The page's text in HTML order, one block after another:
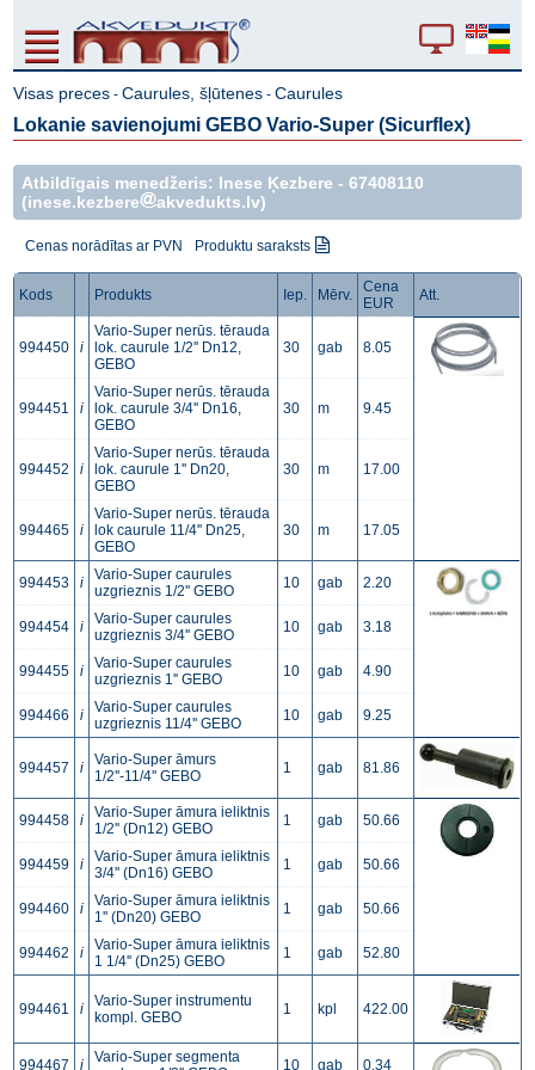
Visas preces -Caurules, šļūtenes -Caurules
Lokanie savienojumi GEBO Vario-Super (Sicurflex)
Atbildīgais menedžeris: Inese Ķezbere -67408110
(inese.kezbere
akvedukts.lv)
Cenas norādītas ar PVN Produktu saraksts
Kods Produkts Iep. Mērv.
Cena
EUR
Att.
994450 i
Vario-Super nerūs. tērauda
lok. caurule 1/2'' Dn12,
GEBO
30 gab 8.05
994451 i
Vario-Super nerūs. tērauda
lok. caurule 3/4'' Dn16,
GEBO
30 m 9.45
994452 i
Vario-Super nerūs. tērauda
lok. caurule 1'' Dn20,
GEBO
30 m 17.00
994465 i
Vario-Super nerūs. tērauda
lok caurule 11/4'' Dn25,
GEBO
30 m 17.05
994453 i
Vario-Super caurules
uzgrieznis 1/2'' GEBO
10 gab 2.20
994454 i
Vario-Super caurules
uzgrieznis 3/4'' GEBO
10 gab 3.18
994455 i
Vario-Super caurules
uzgrieznis 1'' GEBO
10 gab 4.90
994466 i
Vario-Super caurules
uzgrieznis 11/4'' GEBO
10 gab 9.25
994457 i
Vario-Super āmurs
1/2''-11/4'' GEBO
1 gab 81.86
994458 i
Vario-Super āmura ieliktnis
1/2'' (Dn12) GEBO
1 gab 50.66
994459 i
Vario-Super āmura ieliktnis
3/4'' (Dn16) GEBO
1 gab 50.66
994460 i
Vario-Super āmura ieliktnis
1'' (Dn20) GEBO
1 gab 50.66
994462 i
Vario-Super āmura ieliktnis
1 1/4'' (Dn25) GEBO
1 gab 52.80
994461 i
Vario-Super instrumentu
kompl. GEBO
1 kpl 422.00
994467 i
Vario-Super segmenta
10 gab 0.34